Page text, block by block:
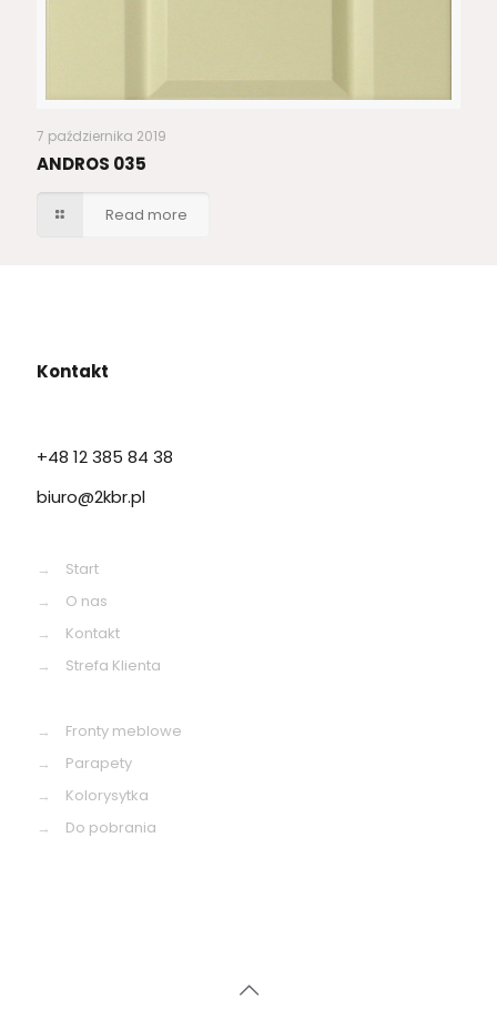
7 października 2019
ANDROS 035
Read more
Kontakt
+48 12 385 84 38
biuro@2kbr.pl
→
Start
→
O nas
→
Kontakt
→
Strefa Klienta
→
Fronty meblowe
→
Parapety
→
Kolorysytka
→
Do pobrania